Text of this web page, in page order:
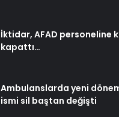
İktidar, AFAD personeline
kapattı…
Ambulanslarda yeni
ismi sil baştan değişti